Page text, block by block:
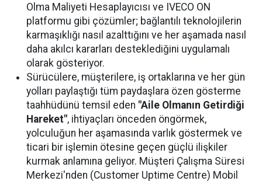
Olma Maliyeti Hesaplayıcısı ve IVECO ON
platformu gibi çözümler; bağlantılı teknolojilerin
karmaşıklığı nasıl azalttığını ve her aşamada nasıl
daha akılcı kararları desteklediğini uygulamalı
olarak gösteriyor.
Sürücülere, müşterilere, iş ortaklarına ve her gün
yolları paylaştığı tüm paydaşlara özen gösterme
taahhüdünü temsil eden "Aile Olmanın Getirdiği
Hareket", ihtiyaçları önceden öngörmek,
yolculuğun her aşamasında varlık göstermek ve
ticari bir işlemin ötesine geçen güçlü ilişkiler
kurmak anlamına geliyor. Müşteri Çalışma Süresi
Merkezi'nden (Customer Uptime Centre) Mobil